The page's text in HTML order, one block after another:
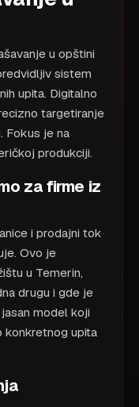
u opštini
sistem
upita. Digitalno
targetiranje
Fokus je na
produkciji.
za firme iz
i prodajni tok
Ovo je
u Temerin,
drugu i gde je
model koji
konkretnog upita